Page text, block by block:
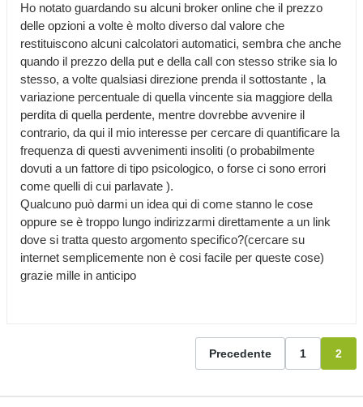
Ho notato guardando su alcuni broker online che il prezzo
delle opzioni a volte è molto diverso dal valore che
restituiscono alcuni calcolatori automatici, sembra che anche
quando il prezzo della put e della call con stesso strike sia lo
stesso, a volte qualsiasi direzione prenda il sottostante , la
variazione percentuale di quella vincente sia maggiore della
perdita di quella perdente, mentre dovrebbe avvenire il
contrario, da qui il mio interesse per cercare di quantificare la
frequenza di questi avvenimenti insoliti (o probabilmente
dovuti a un fattore di tipo psicologico, o forse ci sono errori
come quelli di cui parlavate ).
Qualcuno può darmi un idea qui di come stanno le cose
oppure se è troppo lungo indirizzarmi direttamente a un link
dove si tratta questo argomento specifico?(cercare su
internet semplicemente non è cosi facile per queste cose)
grazie mille in anticipo
Precedente 1 2